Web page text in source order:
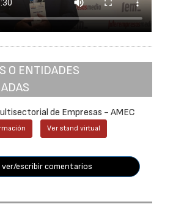
O ENTIDADES
de Empresas - AMEC
Ver stand virtual
ver/escribir comentarios